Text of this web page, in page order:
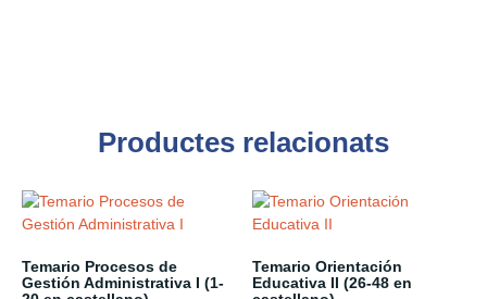
Productes relacionats
Temario Procesos de
Gestión Administrativa I (1-
Temario Orientación
Educativa II (26-48 en